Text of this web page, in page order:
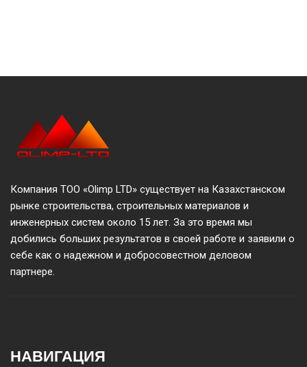
Компания ТОО «Olimp LTD» существует на Казахстанском
рынке строительства, строительных материалов и
инженерных систем около 15 лет. За это время мы
добились больших результатов в своей работе и заявили о
себе как о надежном и добросовестном деловом
партнере.
НАВИГАЦИЯ